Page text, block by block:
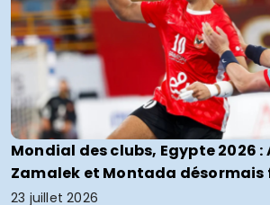
Mondial des clubs, Egypte 2026 :
Zamalek et Montada désormais